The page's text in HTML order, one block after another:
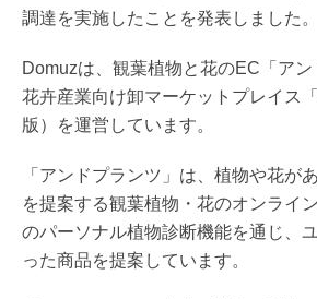
調達を実施したことを発表しました。
Domuzは、観葉植物と花のEC「アン
花卉産業向け卸マーケットプレイス
版）を運営しています。
「アンドプランツ」は、植物や花が
を提案する観葉植物・花のオンライ
のパーソナル植物診断機能を通じ、
った商品を提案しています。